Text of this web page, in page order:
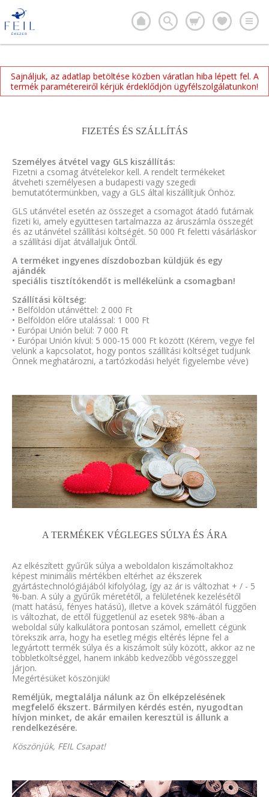
Sajnáljuk, az adatlap betöltése közben váratlan hiba lépett fel. A
termék paramétereiről kérjük érdeklődjön ügyfélszolgálatunkon!
FIZETÉS ÉS SZÁLLÍTÁS
Személyes átvétel vagy GLS kiszállítás:
Fizetni a csomag átvételekor kell. A rendelt termékeket
átveheti személyesen a budapesti vagy szegedi
bemutatótermünkben, vagy a GLS által kiszállítjuk Önhöz.
GLS utánvétel esetén az összeget a csomagot átadó futárnak
fizeti ki, amely együttesen tartalmazza az áruszámla összegét
és az utánvétel szállítási költségét. 50 000 Ft feletti vásárláskor
a szállítási díjat átvállaljuk Öntől.
A terméket ingyenes díszdobozban küldjük és egy
ajándék
speciális tisztítókendőt is mellékelünk a csomagban!
Szállítási költség:
• Belföldön utánvéttel: 2 000 Ft
• Belföldön előre utalással: 1 000 Ft
• Európai Unión belül: 7 000 Ft
• Európai Unión kívül: 5 000-15 000 Ft között (Kérem, vegye fel
velünk a kapcsolatot, hogy pontos szállítási költséget tudjunk
Önnek meghatározni, a tartózkodási helyét figyelembe véve)
A TERMÉKEK VÉGLEGES SÚLYA ÉS ÁRA
Az elkészített gyűrűk súlya a weboldalon kiszámoltakhoz
képest minimális mértékben eltérhet az ékszerek
gyártástechnológiájából kifolyólag, így az ár is változhat + / - 5
%-ban. A súly a gyűrűk méretétől, a felületének kezelésétől
(matt hatású, fényes hatású), illetve a kövek számától függően
is változhat, de ettől függetlenül az esetek 98%-ában a
weboldal súly kalkulátora pontosan számol, emellett cégünk
törekszik arra, hogy ha esetleg mégis eltérés lépne fel a
legyártott termék súlya és a kiszámolt súly között, akkor az ne
többletköltséggel, hanem inkább kedvezőbb végösszeggel
járjon.
Megértésüket köszönjük!
Reméljük, megtalálja nálunk az Ön elképzelésének
megfelelő ékszert. Bármilyen kérdés estén, nyugodtan
hívjon minket, de akár emailen keresztül is állunk a
rendelkezésére.
Köszönjük, FEIL Csapat!